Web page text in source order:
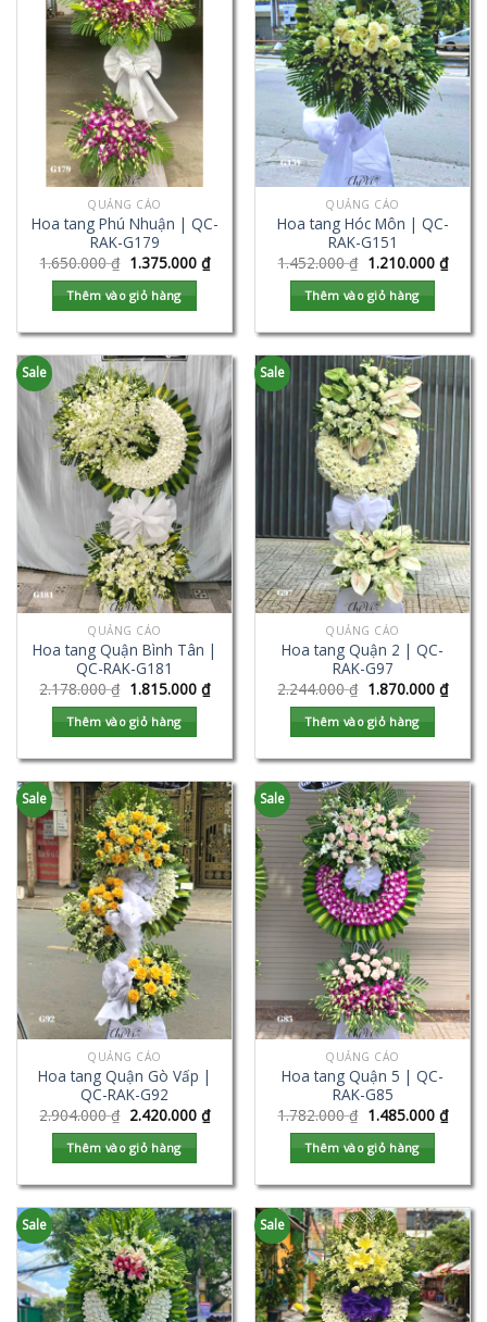
QUẢNG CÁO
Hoa tang Phú Nhuận | QC-
RAK-G179
1.650.000₫ 1.375.000 ₫
Thêm vào giỏ hàng
QUẢNG CÁO
Hoa tang Hóc Môn | QC-
RAK-G151
1.452.000₫ 1.210.000 ₫
Thêm vào giỏ hàng
Sale
QUẢNG CÁO
Hoa tang Quận Bình Tân |
QC-RAK-G181
2.178.000₫ 1.815.000 ₫
Thêm vào giỏ hàng
Sale
QUẢNG CÁO
Hoa tang Quận 2 | QC-
RAK-G97
2.244.000₫ 1.870.000 ₫
Thêm vào giỏ hàng
Sale
QUẢNG CÁO
Hoa tang Quận Gò Vấp |
QC-RAK-G92
2.904.000₫ 2.420.000 ₫
Thêm vào giỏ hàng
Sale
QUẢNG CÁO
Hoa tang Quận 5 | QC-
RAK-G85
1.782.000₫ 1.485.000 ₫
Thêm vào giỏ hàng
Sale Sale